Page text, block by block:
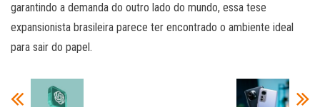
garantindo a demanda do outro lado do mundo, essa tese
expansionista brasileira parece ter encontrado o ambiente ideal
para sair do papel.